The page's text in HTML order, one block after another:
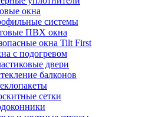
окна
системы
ПВХ окна
окна Tilt First
с подогревом
двери
балконов
сетки